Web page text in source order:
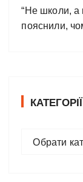
“Не школи, а
пояснили,
КАТЕГОРІЇ
Обрати